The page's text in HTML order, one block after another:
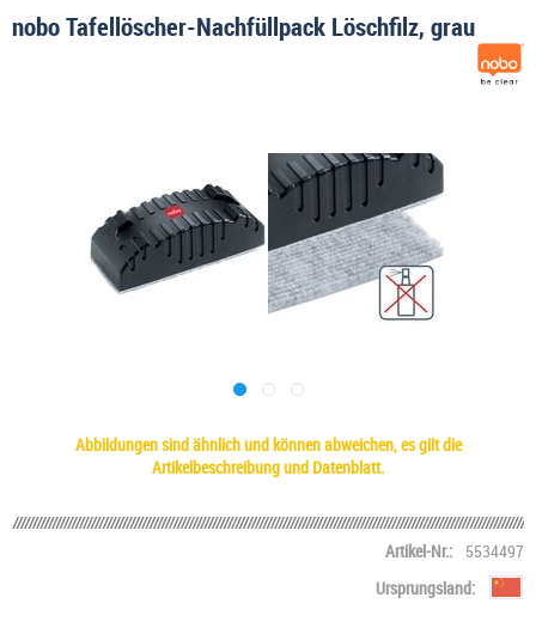
nobo Tafellöscher-Nachfüllpack Löschfilz, grau
Abbildungen sind ähnlich und können abweichen, es gilt die
Artikelbeschreibung und Datenblatt.
Artikel-Nr.:
5534497
Ursprungsland: